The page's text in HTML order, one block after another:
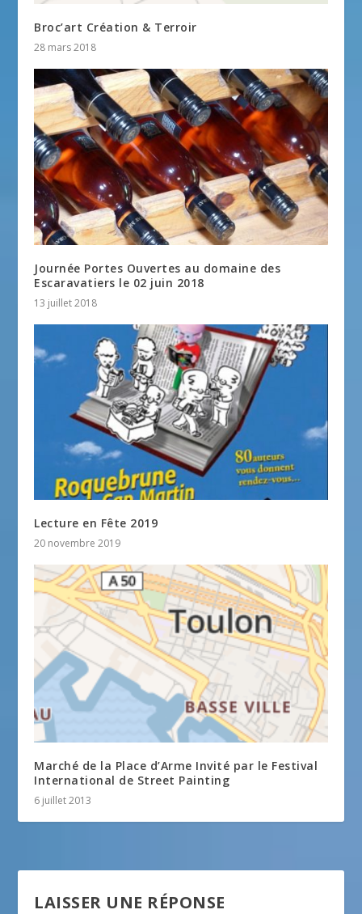
Broc’art Création & Terroir
28 mars 2018
Journée Portes Ouvertes au domaine des
Escaravatiers le 02 juin 2018
13 juillet 2018
Lecture en Fête 2019
20 novembre 2019
Marché de la Place d’Arme Invité par le Festival
International de Street Painting
6 juillet 2013
LAISSER UNE RÉPONSE